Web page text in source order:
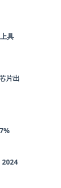
具
片出
2024